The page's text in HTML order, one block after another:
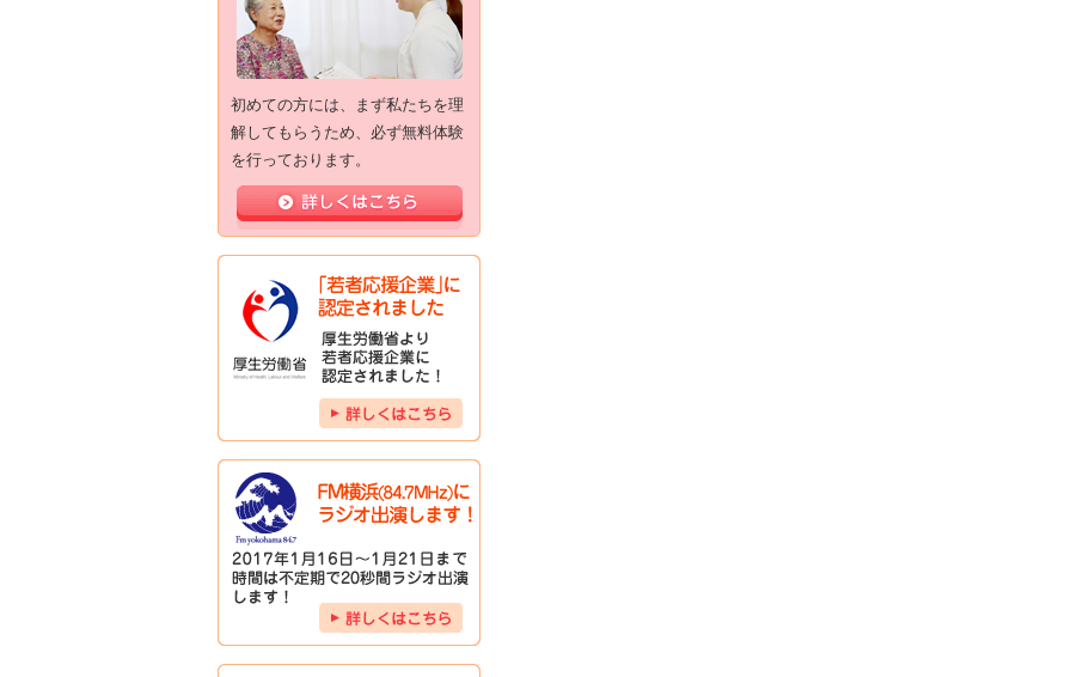
初めての方には、まず私たちを理
解してもらうため、必ず無料体験
を行っております。